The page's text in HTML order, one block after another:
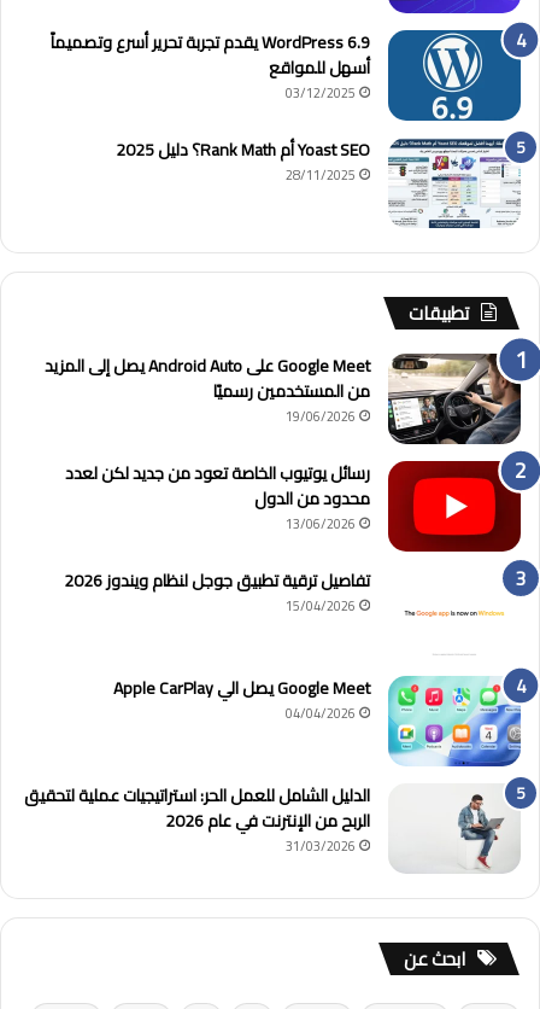
WordPress 6.9 يقدم تجربة تحرير أسرع وتصميماً
أسهل للمواقع
03/12/2025
Yoast SEO أم Rank Math؟ دليل 2025
28/11/2025
تطبيقات
Google Meet على Android Auto يصل إلى المزيد
من المستخدمين رسميًا
19/06/2026
رسائل يوتيوب الخاصة تعود من جديد لكن لعدد
محدود من الدول
13/06/2026
تفاصيل ترقية تطبيق جوجل لنظام ويندوز 2026
15/04/2026
Google Meet يصل الي Apple CarPlay
04/04/2026
الدليل الشامل للعمل الحر: استراتيجيات عملية لتحقيق
الربح من الإنترنت في عام 2026
31/03/2026
ابحث عن